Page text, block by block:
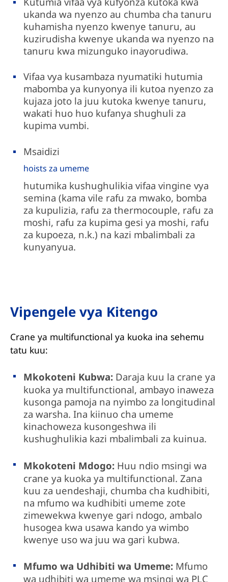
ukanda wa nyenzo au chumba cha tanuru
kuhamisha nyenzo kwenye tanuru, au
kuzirudisha kwenye ukanda wa nyenzo na
tanuru kwa mizunguko inayorudiwa.
Vifaa vya kusambaza nyumatiki hutumia
mabomba ya kunyonya ili kutoa nyenzo za
kujaza joto la juu kutoka kwenye tanuru,
wakati huo huo kufanya shughuli za
kupima vumbi.
Msaidizi
hoists za umeme
hutumika kushughulikia vifaa vingine vya
semina (kama vile rafu za mwako, bomba
za kupulizia, rafu za thermocouple, rafu za
moshi, rafu za kupima gesi ya moshi, rafu
za kupoeza, n.k.) na kazi mbalimbali za
kunyanyua.
Vipengele vya Kitengo
Crane ya multifunctional ya kuoka ina sehemu
tatu kuu:
Mkokoteni Kubwa: Daraja kuu la crane ya
kuoka ya multifunctional, ambayo inaweza
kusonga pamoja na nyimbo za longitudinal
za warsha. Ina kiinuo cha umeme
kinachoweza kusongeshwa ili
kushughulikia kazi mbalimbali za kuinua.
Mkokoteni Mdogo: Huu ndio msingi wa
crane ya kuoka ya multifunctional. Zana
kuu za uendeshaji, chumba cha kudhibiti,
na mfumo wa kudhibiti umeme zote
zimewekwa kwenye gari ndogo, ambalo
husogea kwa usawa kando ya wimbo
kwenye uso wa juu wa gari kubwa.
Mfumo wa Udhibiti wa Umeme: Mfumo
wa udhibiti wa umeme wa msingi wa PLC